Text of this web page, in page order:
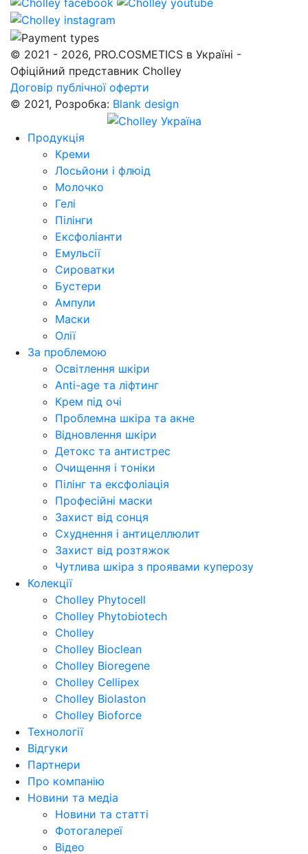
© 2021 - 2026, PRO.COSMETICS в Україні -
Офіційний представник Cholley
Договір публічної оферти
© 2021, Розробка: Blank design
Продукція
Креми
Лосьйони і флюід
Молочко
Гелі
Пілінги
Ексфоліанти
Емульсії
Сироватки
Бустери
Ампули
Маски
Олії
За проблемою
Освітлення шкіри
Anti-age та ліфтинг
Крем під очі
Проблемна шкіра та акне
Відновлення шкіри
Детокс та антистрес
Очищення і тоніки
Пілінг та ексфоліація
Професійні маски
Захист від сонця
Схуднення і антицеллюлит
Захист від розтяжок
Чутлива шкіра з проявами куперозу
Колекції
Cholley Phytocell
Cholley Phytobiotech
Cholley
Cholley Bioclean
Cholley Bioregene
Cholley Cellipex
Cholley Biolaston
Cholley Bioforce
Технології
Відгуки
Партнери
Про компанію
Новини та медіа
Новини та статті
Фотогалереї
Відео